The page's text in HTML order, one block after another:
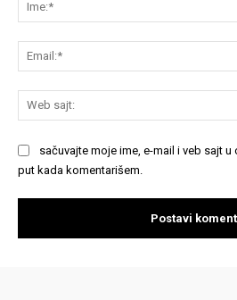
sačuvajte moje ime, e-mail i veb sajt
put kada komentarišem.